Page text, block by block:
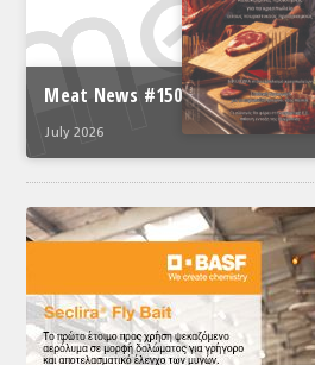
Meat News #150
July 2026